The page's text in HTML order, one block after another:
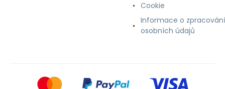
Cookie
Informace o zpracování
osobních údajů